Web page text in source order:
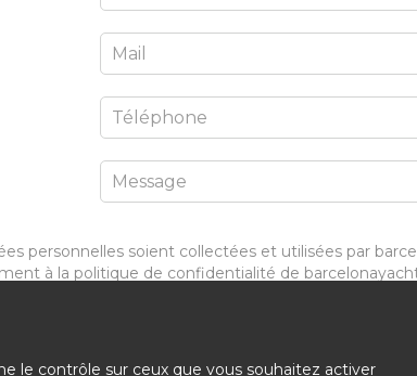
personnelles soient collectées et utilisées par
à la politique de confidentialité de
le contrôle sur ceux que vous souhaitez activer